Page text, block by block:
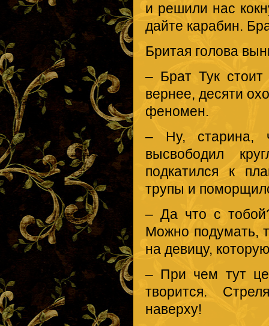
и решили нас
дайте карабин.
Бритая голова
– Брат Тук стоит
вернее, десяти
феномен.
– Ну, старина,
высвободил
подкатился к
трупы и
– Да что с
Можно подумать,
на девицу,
– При чем тут
творится.
наверху!